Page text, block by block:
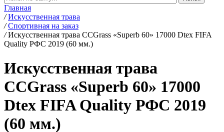
Главная
/ Искусственная трава
/ Спортивная на заказ
/ Искусственная трава CCGrass «Superb 60» 17000 Dtex FIFA
Quality РФС 2019 (60 мм.)
Искусственная трава
CCGrass «Superb 60» 17000
Dtex FIFA Quality РФС 2019
(60 мм.)